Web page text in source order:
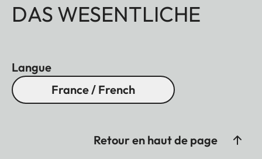
DAS WESENTLICHE
Langue
France / French
Retour en haut de page